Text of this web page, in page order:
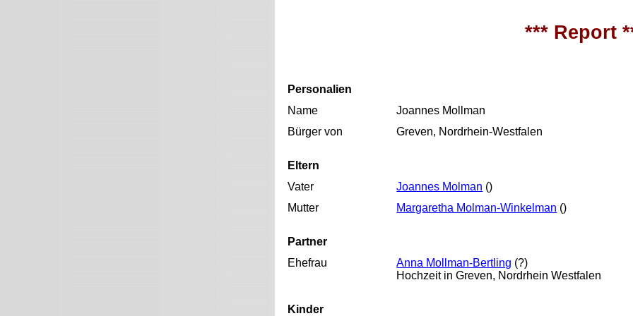
*** Report
Personalien
Name
Joannes Mollman
Bürger von
Greven, Nordrhein-Westfalen
Eltern
Vater
Joannes Molman ()
Mutter
Margaretha Molman-Winkelman ()
Partner
Ehefrau
Anna Mollman-Bertling (?)
Hochzeit in Greven, Nordrhein Westfalen
Kinder